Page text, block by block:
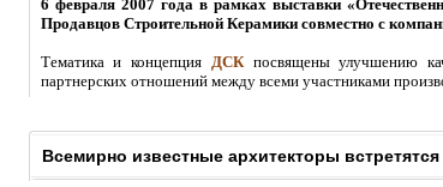
6 февраля 2007 года в рамках выставки
Продавцов Строительной Керамики совместно с
Тематика и концепция ДСКпосвящены улучшению
партнерских отношений между всеми участниками
Всемирно известные архитекторы